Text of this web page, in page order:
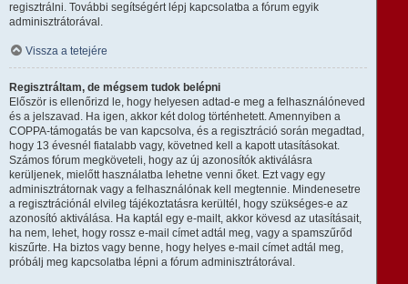
regisztrálni. További segítségért lépj kapcsolatba a fórum egyik
adminisztrátorával.
Vissza a tetejére
Regisztráltam, de mégsem tudok belépni
Először is ellenőrizd le, hogy helyesen adtad-e meg a felhasználóneved
és a jelszavad. Ha igen, akkor két dolog történhetett. Amennyiben a
COPPA-támogatás be van kapcsolva, és a regisztráció során megadtad,
hogy 13 évesnél fiatalabb vagy, követned kell a kapott utasításokat.
Számos fórum megköveteli, hogy az új azonosítók aktiválásra
kerüljenek, mielőtt használatba lehetne venni őket. Ezt vagy egy
adminisztrátornak vagy a felhasználónak kell megtennie. Mindenesetre
a regisztrációnál elvileg tájékoztatásra kerültél, hogy szükséges-e az
azonosító aktiválása. Ha kaptál egy e-mailt, akkor kövesd az utasításait,
ha nem, lehet, hogy rossz e-mail címet adtál meg, vagy a spamszűrőd
kiszűrte. Ha biztos vagy benne, hogy helyes e-mail címet adtál meg,
próbálj meg kapcsolatba lépni a fórum adminisztrátorával.